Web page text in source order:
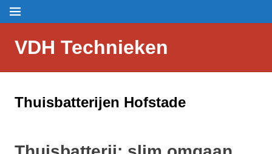
Skip
to
Menu
VDH Technieken
Thuisbatterijen Hofstade